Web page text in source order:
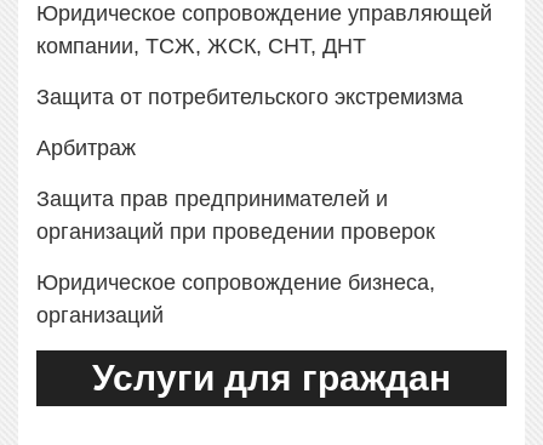
Юридическое сопровождение управляющей
компании, ТСЖ, ЖСК, СНТ, ДНТ
Защита от потребительского экстремизма
Арбитраж
Защита прав предпринимателей и
организаций при проведении проверок
Юридическое сопровождение бизнеса,
организаций
Услуги для граждан